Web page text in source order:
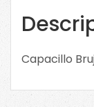
Capacillo